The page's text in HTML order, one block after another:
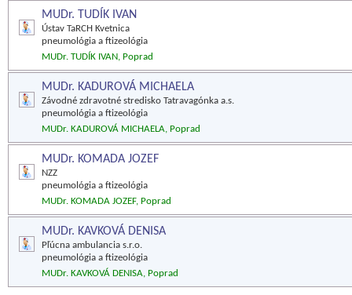
MUDr. TUDÍK IVAN
Ústav TaRCH Kvetnica
pneumológia a ftizeológia
MUDr. TUDÍK IVAN, Poprad
MUDr. KADUROVÁ MICHAELA
Závodné zdravotné stredisko Tatravagónka a.s.
pneumológia a ftizeológia
MUDr. KADUROVÁ MICHAELA, Poprad
MUDr. KOMADA JOZEF
NZZ
pneumológia a ftizeológia
MUDr. KOMADA JOZEF, Poprad
MUDr. KAVKOVÁ DENISA
Pľúcna ambulancia s.r.o.
pneumológia a ftizeológia
MUDr. KAVKOVÁ DENISA, Poprad